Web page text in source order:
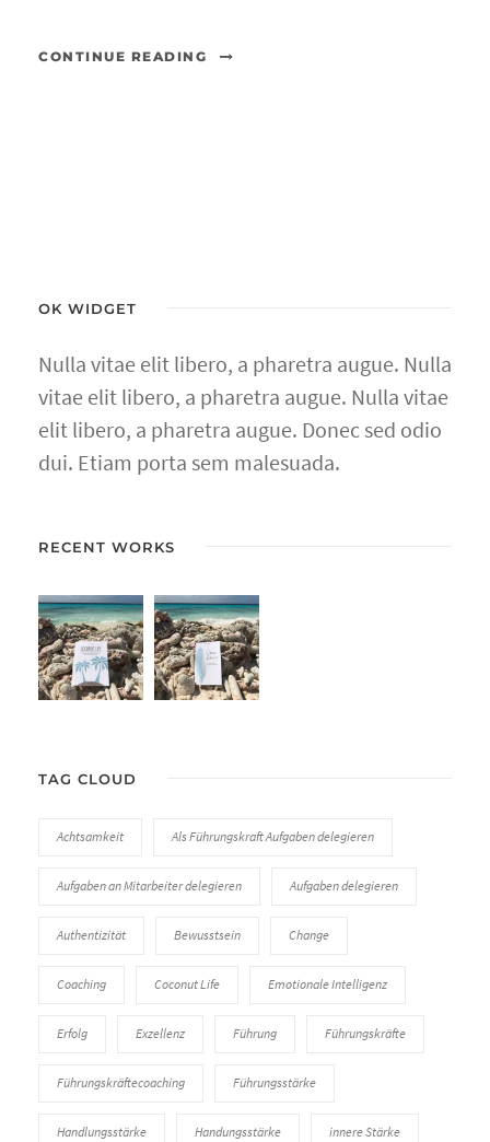
CONTINUE READING
OK WIDGET
Nulla vitae elit libero, a pharetra augue. Nulla
vitae elit libero, a pharetra augue. Nulla vitae
elit libero, a pharetra augue. Donec sed odio
dui. Etiam porta sem malesuada.
RECENT WORKS
TAG CLOUD
Achtsamkeit Als Führungskraft Aufgaben delegieren
Aufgaben an Mitarbeiter delegieren Aufgaben delegieren
Authentizität Bewusstsein Change
Coaching Coconut Life Emotionale Intelligenz
Erfolg Exzellenz Führung Führungskräfte
Führungskräftecoaching Führungsstärke
Handlungsstärke Handungsstärke innere Stärke